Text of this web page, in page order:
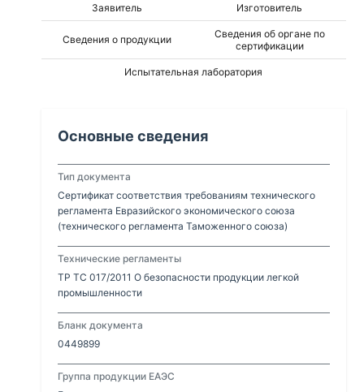
Заявитель Изготовитель
Сведения о продукции
Сведения об органе по
сертификации
Испытательная лаборатория
Основные сведения
Тип документа
Сертификат соответствия требованиям технического
регламента Евразийского экономического союза
(технического регламента Таможенного союза)
Технические регламенты
ТР ТС 017/2011 О безопасности продукции легкой
промышленности
Бланк документа
0449899
Группа продукции ЕАЭС